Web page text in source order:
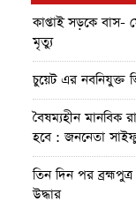
কাপ্তাই সড়কে বাস-
মৃত্যু
চুয়েট এর নবনিযুক্ত
বৈষম্যহীন মানবিক
হবে : জননেতা
তিন দিন পর
উদ্ধার